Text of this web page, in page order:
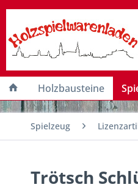
Holzbausteine
Spielzeug
Trötsch